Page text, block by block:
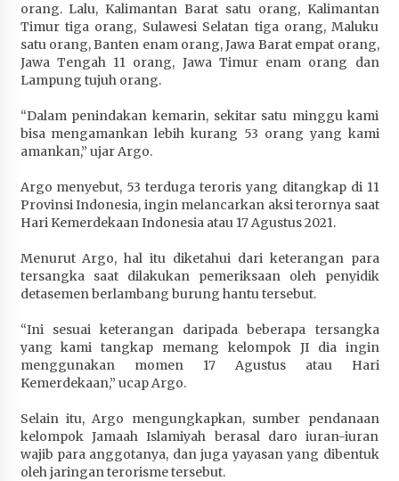
Cabor yang Akan Berjuang pada PORPROV XII
NTB 2026
4 minggu ago
Program 100 Mustahik Per Desa di Desa Teluk
Santong
4 minggu ago
Dosen UTS Siap Kembangkan Inovasi Lewat
Pelatihan PDPP 2026 Bali
4 minggu ago
Terapkan “Polantas Menyapa”, Satlantas Polres
Sumbawa Berupaya Wujudkan Pelayanan
Kepolisian yang Profesional
4 minggu ago
Capaian Program Pemerintah Kabupaten
Sumbawa Terus Dirasakan Masyarakat
orang. Lalu, Kalimantan Barat satu orang, Kalimantan
Timur tiga orang, Sulawesi Selatan tiga orang, Maluku
satu orang, Banten enam orang, Jawa Barat empat orang,
Jawa Tengah 11 orang, Jawa Timur enam orang dan
Lampung tujuh orang.
“Dalam penindakan kemarin, sekitar satu minggu kami
bisa mengamankan lebih kurang 53 orang yang kami
amankan,” ujar Argo.
Argo menyebut, 53 terduga teroris yang ditangkap di 11
Provinsi Indonesia, ingin melancarkan aksi terornya saat
Hari Kemerdekaan Indonesia atau 17 Agustus 2021.
Menurut Argo, hal itu diketahui dari keterangan para
tersangka saat dilakukan pemeriksaan oleh penyidik
detasemen berlambang burung hantu tersebut.
“Ini sesuai keterangan daripada beberapa tersangka
yang kami tangkap memang kelompok JI dia ingin
menggunakan momen 17 Agustus atau Hari
Kemerdekaan,” ucap Argo.
Selain itu, Argo mengungkapkan, sumber pendanaan
kelompok Jamaah Islamiyah berasal daro iuran-iuran
wajib para anggotanya, dan juga yayasan yang dibentuk
oleh jaringan terorisme tersebut.